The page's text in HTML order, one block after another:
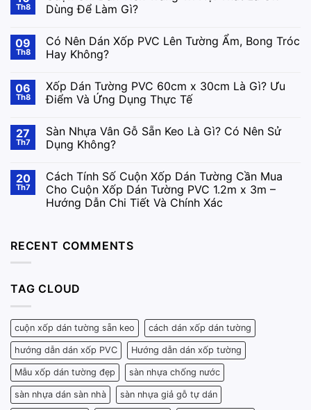
Th8
Dùng Để Làm Gì?
09
Th8
Có Nên Dán Xốp PVC Lên Tường Ẩm, Bong Tróc
Hay Không?
06
Th8
Xốp Dán Tường PVC 60cm x 30cm Là Gì? Ưu
Điểm Và Ứng Dụng Thực Tế
27
Th7
Sàn Nhựa Vân Gỗ Sẵn Keo Là Gì? Có Nên Sử
Dụng Không?
20
Th7
Cách Tính Số Cuộn Xốp Dán Tường Cần Mua
Cho Cuộn Xốp Dán Tường PVC 1.2m x 3m –
Hướng Dẫn Chi Tiết Và Chính Xác
RECENT COMMENTS
TAG CLOUD
cuộn xốp dán tường sẵn keo cách dán xốp dán tường
hướng dẫn dán xốp PVC Hướng dẫn dán xốp tường
Mẫu xốp dán tường đẹp sàn nhựa chống nước
sàn nhựa dán sàn nhà sàn nhựa giả gỗ tự dán